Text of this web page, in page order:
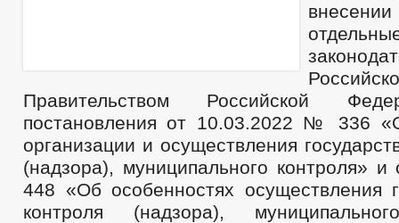
Правительством Российской
постановления от 10.03.2022 № 336
организации и осуществления
(надзора), муниципального контроля»
448 «Об особенностях осуществления
контроля (надзора),